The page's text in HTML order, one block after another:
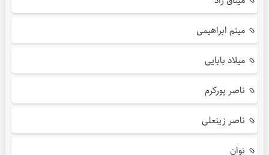
میثم ابراهیمی
میلاد بابایی
ناصر پورکرم
ناصر زینعلی
نوان